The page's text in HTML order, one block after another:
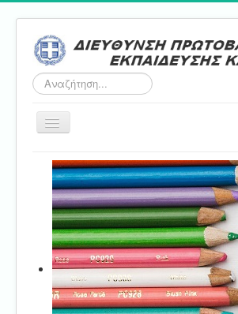
Αναζήτηση...
Εναλλαγή
Αρχική
ΔΠΕ
Τμήμα Α'
Τμήμα Β'
Τμήμα Γ'
Τμήμα Δ'